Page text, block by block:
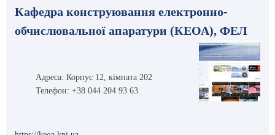
Кафедра конструювання електронно-
обчислювальної апаратури (КЕОА), ФЕЛ
Адреса: Корпус 12, кімната 202
Телефон: +38 044 204 93 63